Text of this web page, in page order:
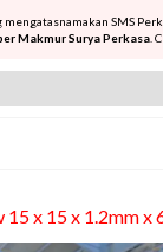
mengatasnamakan SMS
Makmur Surya Perkasa .
15 x 15 x 1.2mm x